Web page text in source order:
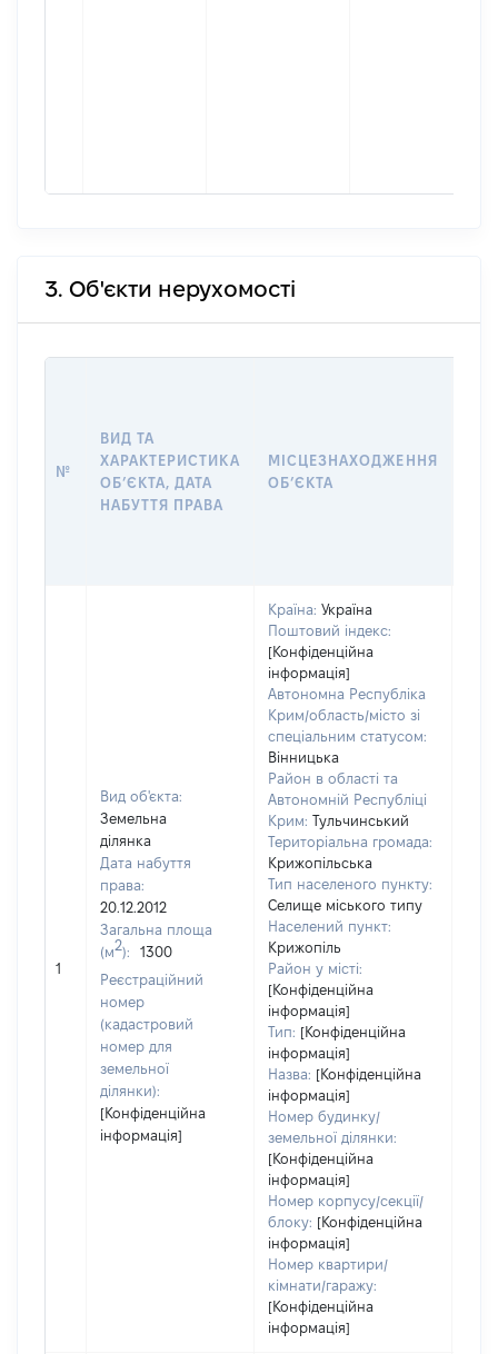
3. Об'єкти нерухомості
№
ВИД ТА
ХАРАКТЕРИСТИКА
ОБʼЄКТА, ДАТА
НАБУТТЯ ПРАВА
МІСЦЕЗНАХОДЖЕННЯ
ОБʼЄКТА
1
Вид об'єкта:
Земельна
ділянка
Дата набуття
права:
20.12.2012
Загальна площа
(м2):
1300
Реєстраційний
номер
(кадастровий
номер для
земельної
ділянки):
[Конфіденційна
інформація]
Країна: Україна
Поштовий індекс:
[Конфіденційна
інформація]
Автономна Республіка
Крим/область/місто зі
спеціальним статусом:
Вінницька
Район в області та
Автономній Республіці
Крим: Тульчинський
Територіальна громада:
Крижопільська
Тип населеного пункту:
Селище міського типу
Населений пункт:
Крижопіль
Район у місті:
[Конфіденційна
інформація]
Тип: [Конфіденційна
інформація]
Назва: [Конфіденційна
інформація]
Номер будинку/
земельної ділянки:
[Конфіденційна
інформація]
Номер корпусу/секції/
блоку: [Конфіденційна
інформація]
Номер квартири/
кімнати/гаражу:
[Конфіденційна
інформація]